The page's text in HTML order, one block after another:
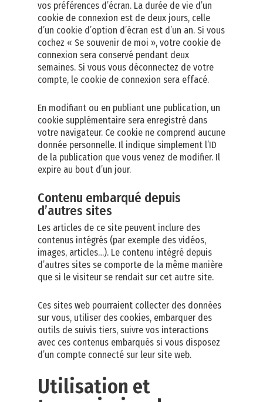
vos préférences d’écran. La durée de vie d’un
cookie de connexion est de deux jours, celle
d’un cookie d’option d’écran est d’un an. Si vous
cochez « Se souvenir de moi », votre cookie de
connexion sera conservé pendant deux
semaines. Si vous vous déconnectez de votre
compte, le cookie de connexion sera effacé.
En modifiant ou en publiant une publication, un
cookie supplémentaire sera enregistré dans
votre navigateur. Ce cookie ne comprend aucune
donnée personnelle. Il indique simplement l’ID
de la publication que vous venez de modifier. Il
expire au bout d’un jour.
Contenu embarqué depuis
d’autres sites
Les articles de ce site peuvent inclure des
contenus intégrés (par exemple des vidéos,
images, articles…). Le contenu intégré depuis
d’autres sites se comporte de la même manière
que si le visiteur se rendait sur cet autre site.
Ces sites web pourraient collecter des données
sur vous, utiliser des cookies, embarquer des
outils de suivis tiers, suivre vos interactions
avec ces contenus embarqués si vous disposez
d’un compte connecté sur leur site web.
Utilisation et